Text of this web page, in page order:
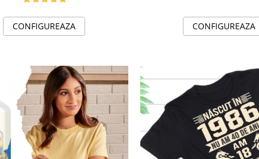
CONFIGUREAZA CONFIGUREAZA